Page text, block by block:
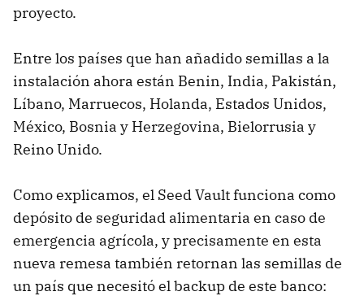
proyecto.
Entre los países que han añadido semillas a la
instalación ahora están Benin, India, Pakistán,
Líbano, Marruecos, Holanda, Estados Unidos,
México, Bosnia y Herzegovina, Bielorrusia y
Reino Unido.
Como explicamos, el Seed Vault funciona como
depósito de seguridad alimentaria en caso de
emergencia agrícola, y precisamente en esta
nueva remesa también retornan las semillas de
un país que necesitó el backup de este banco: